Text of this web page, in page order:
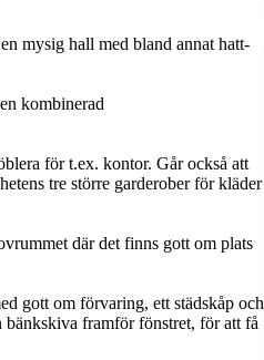
mysig hall med bland annat hatt-
kombinerad
för t.ex. kontor. Går också att
tre större garderober för kläder
där det finns gott om plats
gott om förvaring, ett städskåp och
framför fönstret, för att få